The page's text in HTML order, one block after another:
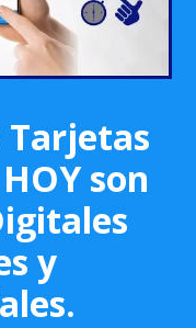
Tarjetas
son
y